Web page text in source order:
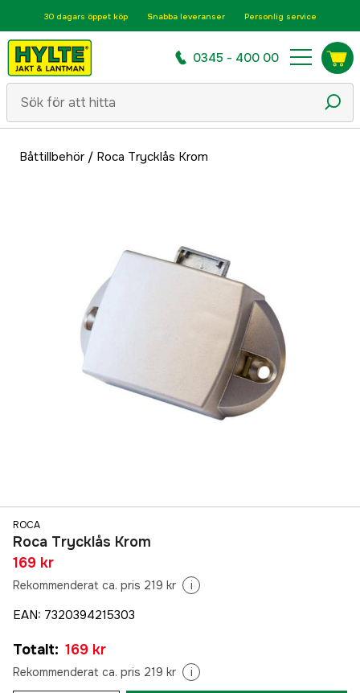
30 dagars öppet köp Snabba leveranser Personlig service
0345 - 400 00
Båttillbehör/ Roca Trycklås Krom
ROCA
Roca Trycklås Krom
169 kr
Rekommenderat ca. pris 219 kr i
EAN: 7320394215303
Totalt: 169 kr
Rekommenderat ca. pris 219 kr i